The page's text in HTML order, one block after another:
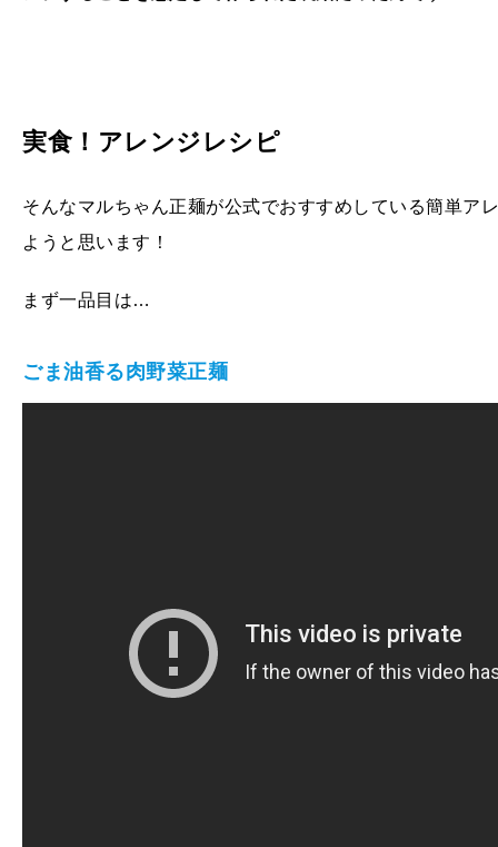
実食！アレンジレシピ
そんなマルちゃん正麺が公式でおすすめしている簡単ア
ようと思います！
まず一品目は…
ごま油香る肉野菜正麺